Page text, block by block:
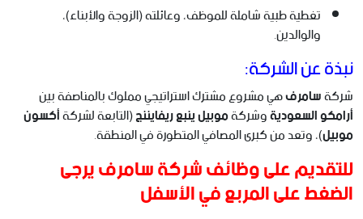
تغطية طبية شاملة للموظف، وعائلته (الزوجة والأبناء)،
والوالدين.
نبذة عن الشركة:
شركةسامرفهي مشروع مشترك استراتيجي مملوك بالمناصفة بين
أرامكو السعوديةوشركةموبيل ينبع ريفايننج(التابعة لشركةأكسون
موبيل)، وتعد من كبرى المصافي المتطورة في المنطقة.
للتقديم على وظائف شركة سامرف يرجى
الضغط على المربع في الأسفل